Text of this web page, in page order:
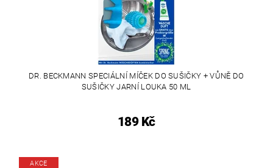
DR. BECKMANN SPECIÁLNÍ MÍČEK DO SUŠIČKY + VŮNĚ DO
SUŠIČKY JARNÍ LOUKA 50 ML
189 Kč
AKCE